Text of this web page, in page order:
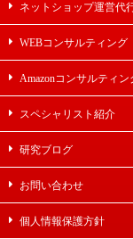
ネットショップ運営代
WEBコンサルティング
Amazonコンサルティン
スペシャリスト紹介
研究ブログ
お問い合わせ
個人情報保護方針